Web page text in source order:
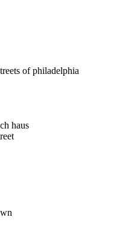
of philadelphia
haus